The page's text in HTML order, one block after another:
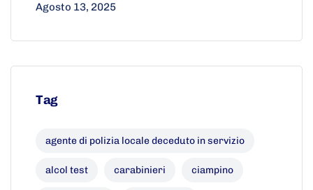
Agosto 13, 2025
Tag
agente di polizia locale deceduto in servizio
alcol test carabinieri ciampino